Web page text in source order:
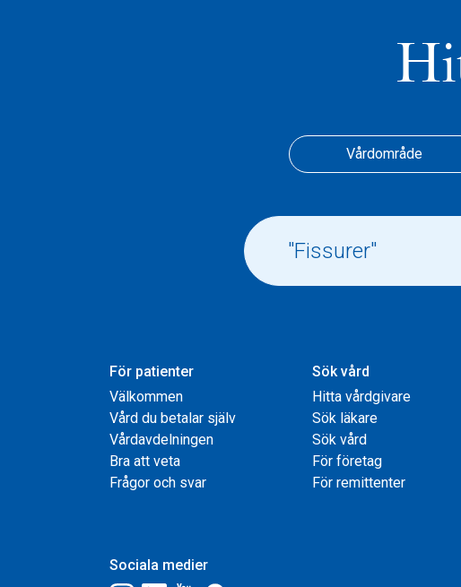
Vårdområde
För patienter
Välkommen
Vård du betalar själv
Vårdavdelningen
Bra att veta
Frågor och svar
Sök vård
Hitta vårdgivare
Sök läkare
Sök vård
För företag
För remittenter
Sociala medier